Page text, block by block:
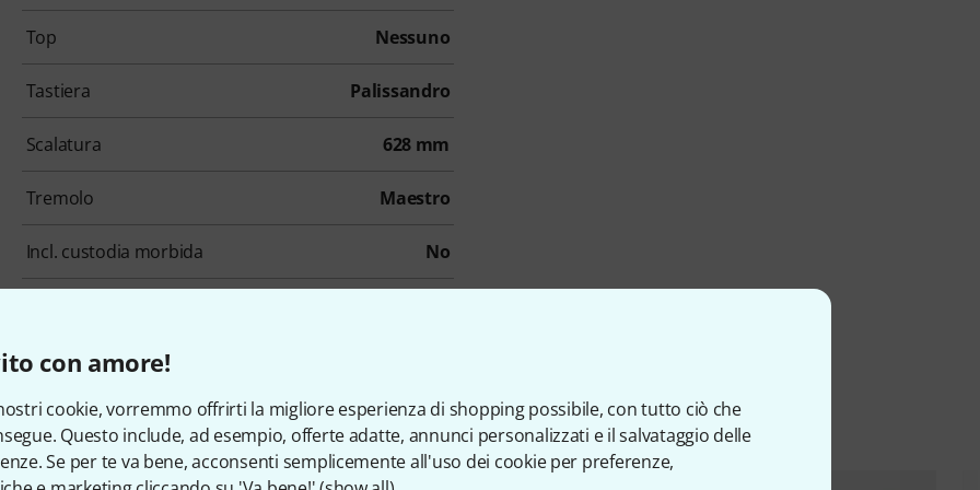
con amore!
cookie, vorremmo offrirti la migliore esperienza di shopping possibile, con tutto ciò che
Questo include, ad esempio, offerte adatte, annunci personalizzati e il salvataggio delle
Se per te va bene, acconsenti semplicemente all'uso dei cookie per preferenze,
Top Nessuno
Tastiera Palissandro
Scalatura 628 mm
Tremolo Maestro
Incl. custodia morbida No
e articoli coordinati